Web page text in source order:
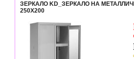
ЗЕРКАЛО KD_ЗЕРКАЛО НА
250Х200